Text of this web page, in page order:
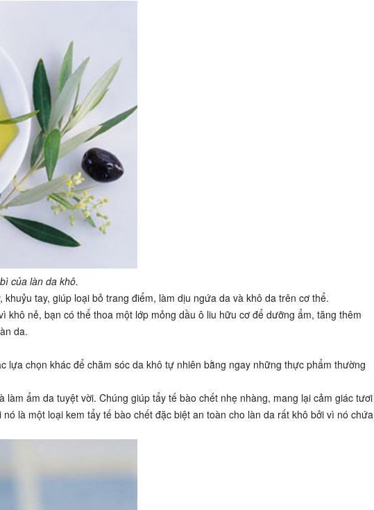
của làn da khô.
tay, giúp loại bỏ trang điểm, làm dịu ngứa da và khô da trên cơ thể.
khô nẻ, bạn có thể thoa một lớp mỏng dầu ô liu hữu cơ để dưỡng ẩm, tăng thêm
da.
lựa chọn khác để chăm sóc da khô tự nhiên bằng ngay những thực phẩm thường
ẩm da tuyệt vời. Chúng giúp tẩy tế bào chết nhẹ nhàng, mang lại cảm giác tươi
là một loại kem tẩy tế bào chết đặc biệt an toàn cho làn da rất khô bởi vì nó chứa